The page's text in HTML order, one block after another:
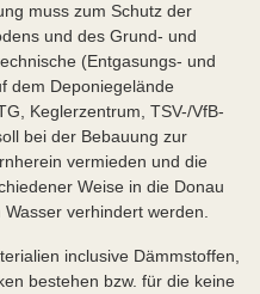
muss zum Schutz der
und des Grund- und
(Entgasungs- und
dem Deponiegelände
Keglerzentrum, TSV-/VfB-
bei der Bebauung zur
vermieden und die
Weise in die Donau
verhindert werden.
inclusive Dämmstoffen,
bestehen bzw. für die keine